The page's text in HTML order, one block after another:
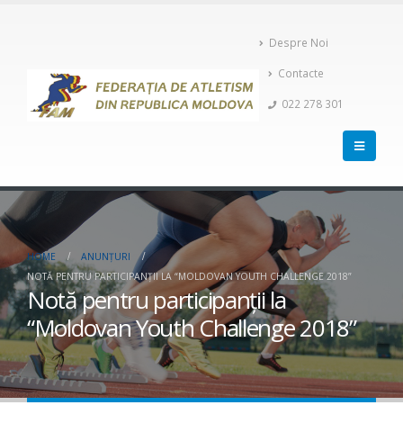
Despre Noi
Contacte
022 278 301
HOME
ANUNȚURI
NOTĂ PENTRU PARTICIPANŢII LA “MOLDOVAN YOUTH CHALLENGE 2018”
Notă pentru participanţii la
“Moldovan Youth Challenge 2018”